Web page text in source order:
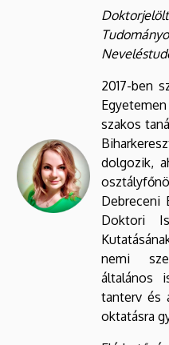
2017-ben
szakos
dolgozik,
Debreceni
Doktori
nemi
általános
tanterv és
oktatásra